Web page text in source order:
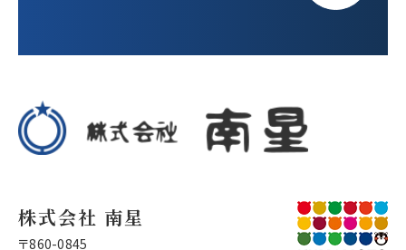
株式会社 南星
〒860-0845